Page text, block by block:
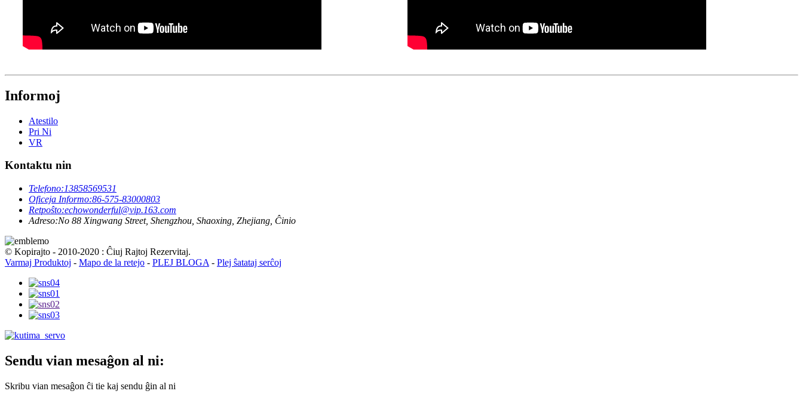
Informoj
Atestilo
Pri Ni
VR
Kontaktu nin
Telefono:13858569531
Oficeja Informo:86-575-83000803
Retpoŝto:echowonderful@vip.163.com
Adreso:No 88 Xingwang Street, Shengzhou, Shaoxing, Zhejiang, Ĉinio
© Kopirajto - 2010-2020 : Ĉiuj Rajtoj Rezervitaj.
Varmaj Produktoj - Mapo de la retejo - PLEJ BLOGA - Plej ŝatataj serĉoj
Sendu vian mesaĝon al ni:
Skribu vian mesaĝon ĉi tie kaj sendu ĝin al ni